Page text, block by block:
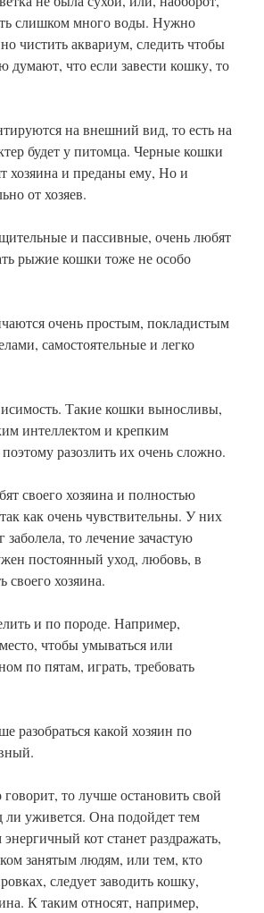
слишком много воды. Нужно
чистить аквариум, следить чтобы
думают, что если завести кошку, то
на внешний вид, то есть на
будет у питомца. Черные кошки
хозяина и преданы ему, Но и
от хозяев.
и пассивные, очень любят
рыжие кошки тоже не особо
очень простым, покладистым
самостоятельные и легко
Такие кошки выносливы,
интеллектом и крепким
разозлить их очень сложно.
своего хозяина и полностью
как очень чувствительны. У них
то лечение зачастую
постоянный уход, любовь, в
своего хозяина.
и по породе. Например,
чтобы умываться или
по пятам, играть, требовать
разобраться какой хозяин по
то лучше остановить свой
ли уживется. Она подойдет тем
кот станет раздражать,
занятым людям, или тем, кто
следует заводить кошку,
К таким относят, например,